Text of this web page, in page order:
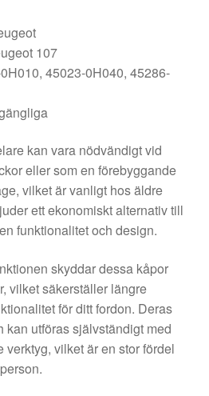
107
45023-0H040, 45286-
kan vara nödvändigt vid
eller som en förebyggande
vilket är vanligt hos äldre
ett ekonomiskt alternativ till
funktionalitet och design.
skyddar dessa kåpor
vilket säkerställer längre
för ditt fordon. Deras
kan utföras självständigt med
vilket är en stor fördel